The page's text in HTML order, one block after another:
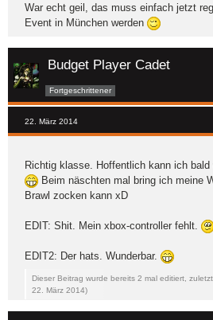
War echt geil, das muss einfach jetzt
Event in München werden
Budget Player Cadet
Fortgeschrittener
22. März 2014
Richtig klasse. Hoffentlich kann ich bald
Beim näschten mal bring ich meine
Brawl zocken kann xD
EDIT: Shit. Mein xbox-controller fehlt.
EDIT2: Der hats. Wunderbar.
Dieser Beitrag wurde bereits 2 mal editiert,
22. März 2014)